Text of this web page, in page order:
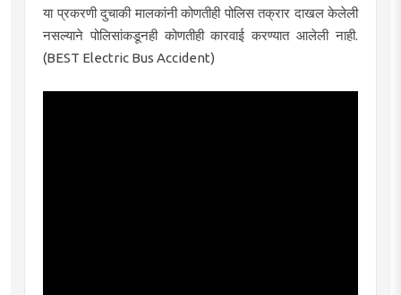
या प्रकरणी दुचाकी मालकांनी कोणतीही पोलिस तक्रार दाखल केलेली
नसल्याने पोलिसांकडूनही कोणतीही कारवाई करण्यात आलेली नाही.
(BEST Electric Bus Accident)